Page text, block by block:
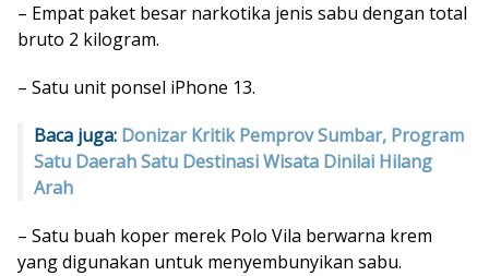
– Empat paket besar narkotika jenis sabu dengan total
bruto 2 kilogram.
– Satu unit ponsel iPhone 13.
Baca juga: Donizar Kritik Pemprov Sumbar, Program
Satu Daerah Satu Destinasi Wisata Dinilai Hilang
Arah
– Satu buah koper merek Polo Vila berwarna krem
yang digunakan untuk menyembunyikan sabu.